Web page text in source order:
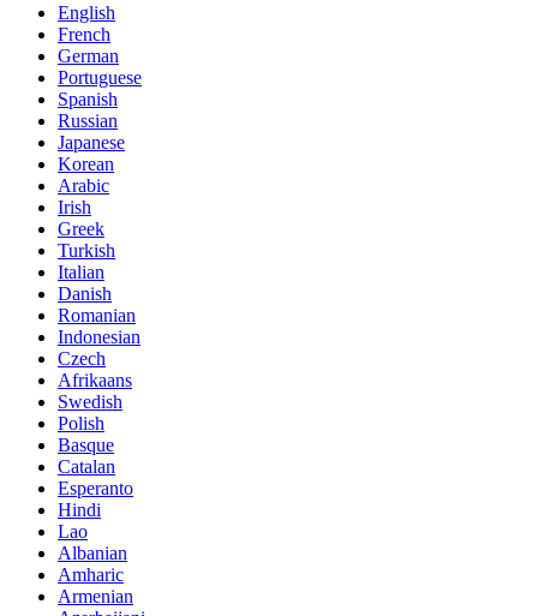
English
French
German
Portuguese
Spanish
Russian
Japanese
Korean
Arabic
Irish
Greek
Turkish
Italian
Danish
Romanian
Indonesian
Czech
Afrikaans
Swedish
Polish
Basque
Catalan
Esperanto
Hindi
Lao
Albanian
Amharic
Armenian